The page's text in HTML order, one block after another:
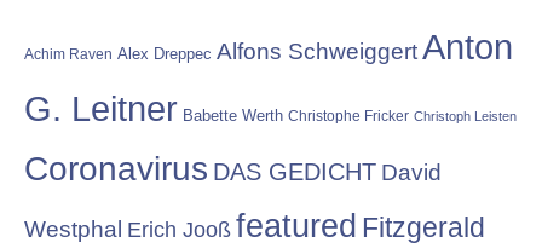
Achim Raven Alex Dreppec Alfons SchweiggertAnton
G. Leitner Babette Werth Christophe Fricker Christoph Leisten
Coronavirus DAS GEDICHT David
Westphal Erich Jooß featured Fitzgerald